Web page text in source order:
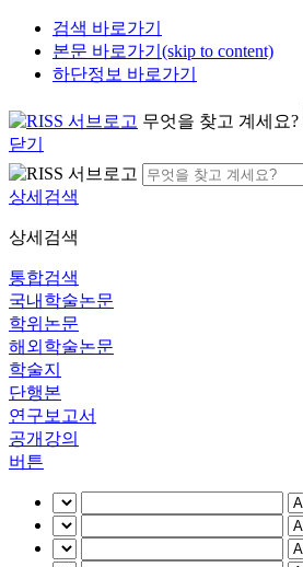
검색 바로가기
본문 바로가기(skip to content)
하단정보 바로가기
무엇을 찾고 계세요?
닫기
상세검색
상세검색
통합검색
국내학술논문
학위논문
해외학술논문
학술지
단행본
연구보고서
공개강의
버튼